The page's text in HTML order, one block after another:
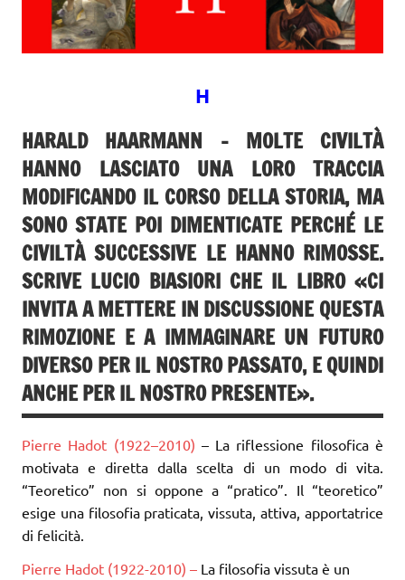
H
HARALD HAARMANN – MOLTE CIVILTÀ
HANNO LASCIATO UNA LORO TRACCIA
MODIFICANDO IL CORSO DELLA STORIA, MA
SONO STATE POI DIMENTICATE PERCHÉ LE
CIVILTÀ SUCCESSIVE LE HANNO RIMOSSE.
SCRIVE LUCIO BIASIORI CHE IL LIBRO «CI
INVITA A METTERE IN DISCUSSIONE QUESTA
RIMOZIONE E A IMMAGINARE UN FUTURO
DIVERSO PER IL NOSTRO PASSATO, E QUINDI
ANCHE PER IL NOSTRO PRESENTE».
Pierre Hadot (1922–2010) – La riflessione filosofica è
motivata e diretta dalla scelta di un modo di vita.
“Teoretico” non si oppone a “pratico”. Il “teoretico”
esige una filosofia praticata, vissuta, attiva, apportatrice
di felicità.
Pierre Hadot (1922-2010) – La filosofia vissuta è un